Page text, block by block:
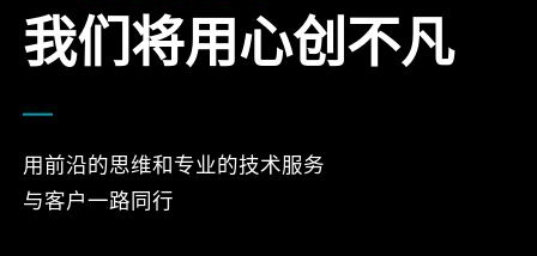
我们将用心创不凡
用前沿的思维和专业的技术服务
与客户一路同行